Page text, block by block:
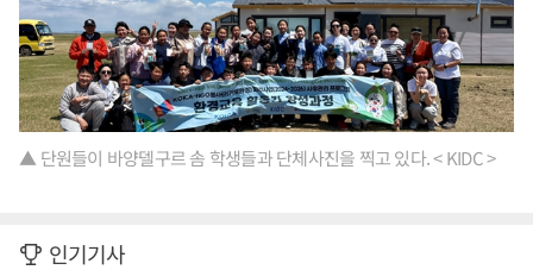
▲ 단원들이 바양델구르 솜 학생들과 단체사진을 찍고 있다. < KIDC >
인기기사